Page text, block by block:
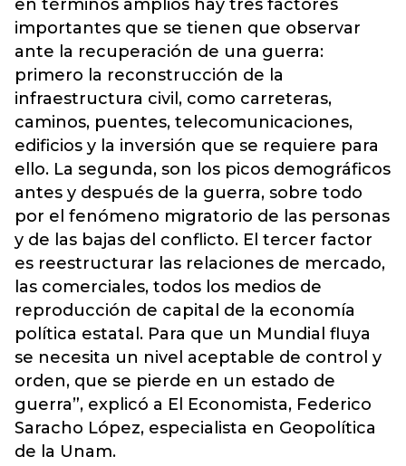
en términos amplios hay tres factores
importantes que se tienen que observar
ante la recuperación de una guerra:
primero la reconstrucción de la
infraestructura civil, como carreteras,
caminos, puentes, telecomunicaciones,
edificios y la inversión que se requiere para
ello. La segunda, son los picos demográficos
antes y después de la guerra, sobre todo
por el fenómeno migratorio de las personas
y de las bajas del conflicto. El tercer factor
es reestructurar las relaciones de mercado,
las comerciales, todos los medios de
reproducción de capital de la economía
política estatal. Para que un Mundial fluya
se necesita un nivel aceptable de control y
orden, que se pierde en un estado de
guerra”, explicó a El Economista, Federico
Saracho López, especialista en Geopolítica
de la Unam.